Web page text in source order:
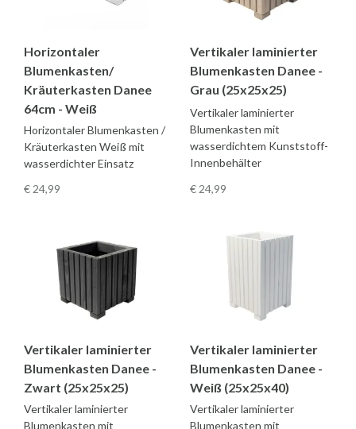
Horizontaler
Blumenkasten/
Kräuterkasten Danee
64cm - Weiß
Horizontaler Blumenkasten /
Kräuterkasten Weiß mit
wasserdichter Einsatz
€ 24,99
Vertikaler laminierter
Blumenkasten Danee -
Grau (25x25x25)
Vertikaler laminierter
Blumenkasten mit
wasserdichtem Kunststoff-
Innenbehälter
€ 24,99
Vertikaler laminierter
Blumenkasten Danee -
Zwart (25x25x25)
Vertikaler laminierter
Blumenkasten mit
Vertikaler laminierter
Blumenkasten Danee -
Weiß (25x25x40)
Vertikaler laminierter
Blumenkasten mit